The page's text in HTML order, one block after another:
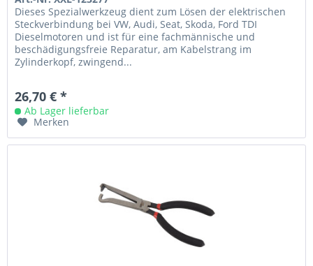
Dieses Spezialwerkzeug dient zum Lösen der elektrischen
Steckverbindung bei VW, Audi, Seat, Skoda, Ford TDI
Dieselmotoren und ist für eine fachmännische und
beschädigungsfreie Reparatur, am Kabelstrang im
Zylinderkopf, zwingend...
26,70 € *
Ab Lager lieferbar
Merken